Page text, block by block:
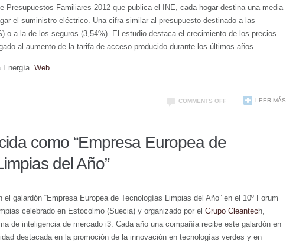
Presupuestos Familiares 2012 que publica el INE, cada hogar destina una media
el suministro eléctrico. Una cifra similar al presupuesto destinado a las
o a la de los seguros (3,54%). El estudio destaca el crecimiento de los precios
al aumento de la tarifa de acceso producido durante los últimos años.
Energía. Web.
LEER MÁS
COMMENTS OFF
como “Empresa Europea de
del Año”
el galardón “Empresa Europea de Tecnologías Limpias del Año” en el 10º Forum
celebrado en Estocolmo (Suecia) y organizado por el Grupo Cleantec h,
de inteligencia de mercado i3. Cada año una compañía recibe este galardón en
destacada en la promoción de la innovación en tecnologías verdes y en